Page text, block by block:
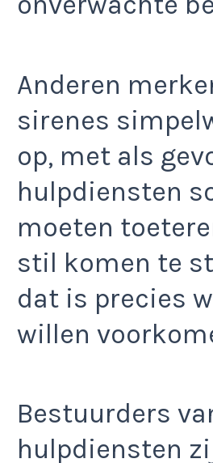
Anderen
sirenes
op, met als
hulpdiensten
moeten
stil komen te
dat is precies
willen
Bestuurders
hulpdiensten